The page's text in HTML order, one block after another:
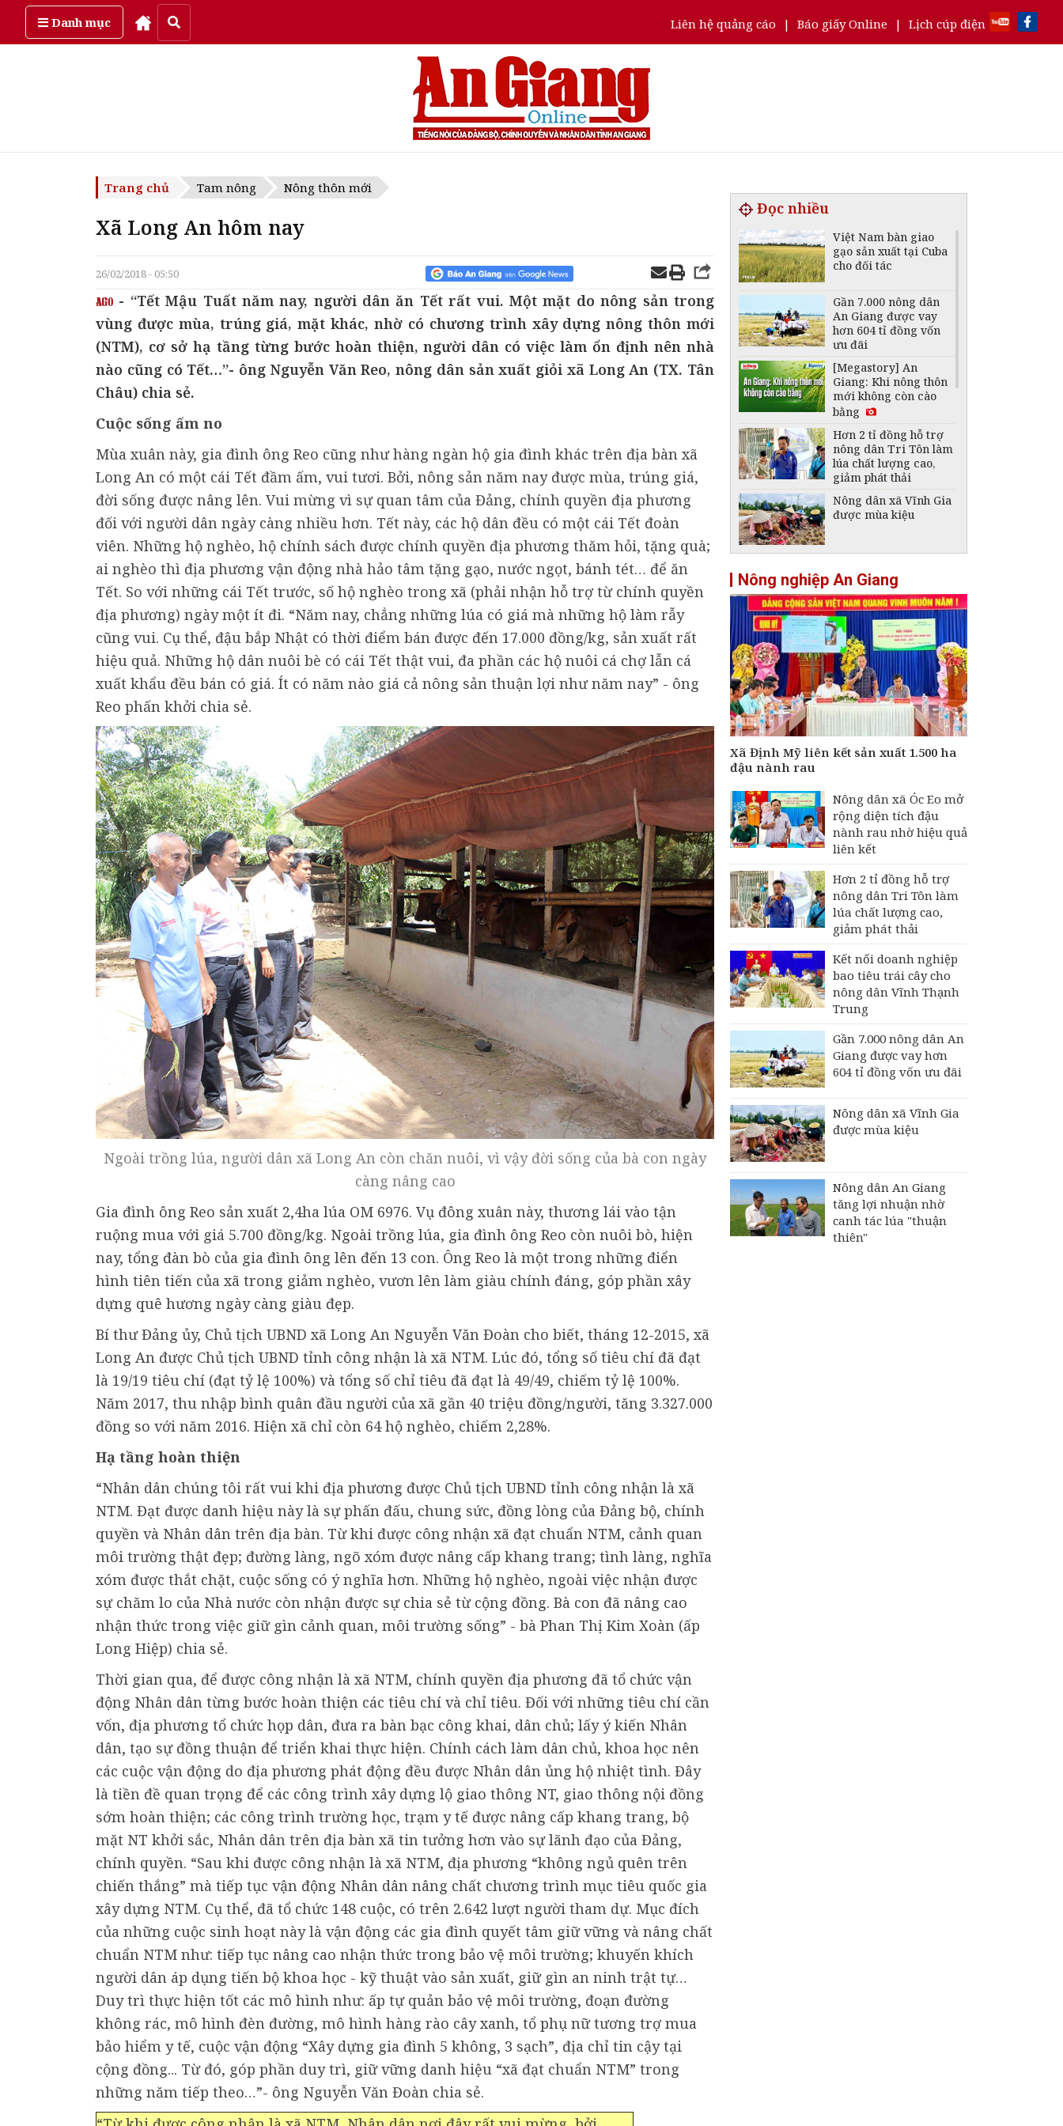
Danh mục Liên hệ quảng cáo | Báo giấy Online | Lịch cúp điện
Thứ bảy, ngày 8/08/2026
Trang chủ Tam nông Nông thôn mới
Xã Long An hôm nay
26/02/2018 - 05:50
- “Tết Mậu Tuất năm nay, người dân ăn Tết rất vui. Một mặt do nông sản trong
vùng được mùa, trúng giá, mặt khác, nhờ có chương trình xây dựng nông thôn mới
(NTM), cơ sở hạ tầng từng bước hoàn thiện, người dân có việc làm ổn định nên nhà
nào cũng có Tết…”- ông Nguyễn Văn Reo, nông dân sản xuất giỏi xã Long An (TX. Tân
Châu) chia sẻ.
Cuộc sống ấm no
Mùa xuân này, gia đình ông Reo cũng như hàng ngàn hộ gia đình khác trên địa bàn xã
Long An có một cái Tết đầm ấm, vui tươi. Bởi, nông sản năm nay được mùa, trúng giá,
đời sống được nâng lên. Vui mừng vì sự quan tâm của Đảng, chính quyền địa phương
đối với người dân ngày càng nhiều hơn. Tết này, các hộ dân đều có một cái Tết đoàn
viên. Những hộ nghèo, hộ chính sách được chính quyền địa phương thăm hỏi, tặng quà;
ai nghèo thì địa phương vận động nhà hảo tâm tặng gạo, nước ngọt, bánh tét… để ăn
Tết. So với những cái Tết trước, số hộ nghèo trong xã (phải nhận hỗ trợ từ chính quyền
địa phương) ngày một ít đi. “Năm nay, chẳng những lúa có giá mà những hộ làm rẫy
cũng vui. Cụ thể, đậu bắp Nhật có thời điểm bán được đến 17.000 đồng/kg, sản xuất rất
hiệu quả. Những hộ dân nuôi bè có cái Tết thật vui, đa phần các hộ nuôi cá chợ lẫn cá
xuất khẩu đều bán có giá. Ít có năm nào giá cả nông sản thuận lợi như năm nay” - ông
Reo phấn khởi chia sẻ.
Ngoài trồng lúa, người dân xã Long An còn chăn nuôi, vì vậy đời sống của bà con ngày
càng nâng cao
Gia đình ông Reo sản xuất 2,4ha lúa OM 6976. Vụ đông xuân này, thương lái vào tận
ruộng mua với giá 5.700 đồng/kg. Ngoài trồng lúa, gia đình ông Reo còn nuôi bò, hiện
nay, tổng đàn bò của gia đình ông lên đến 13 con. Ông Reo là một trong những điển
hình tiên tiến của xã trong giảm nghèo, vươn lên làm giàu chính đáng, góp phần xây
dựng quê hương ngày càng giàu đẹp.
Bí thư Đảng ủy, Chủ tịch UBND xã Long An Nguyễn Văn Đoàn cho biết, tháng 12-2015, xã
Long An được Chủ tịch UBND tỉnh công nhận là xã NTM. Lúc đó, tổng số tiêu chí đã đạt
là 19/19 tiêu chí (đạt tỷ lệ 100%) và tổng số chỉ tiêu đã đạt là 49/49, chiếm tỷ lệ 100%.
Năm 2017, thu nhập bình quân đầu người của xã gần 40 triệu đồng/người, tăng 3.327.000
đồng so với năm 2016. Hiện xã chỉ còn 64 hộ nghèo, chiếm 2,28%.
Hạ tầng hoàn thiện
“Nhân dân chúng tôi rất vui khi địa phương được Chủ tịch UBND tỉnh công nhận là xã
NTM. Đạt được danh hiệu này là sự phấn đấu, chung sức, đồng lòng của Đảng bộ, chính
quyền và Nhân dân trên địa bàn. Từ khi được công nhận xã đạt chuẩn NTM, cảnh quan
môi trường thật đẹp; đường làng, ngõ xóm được nâng cấp khang trang; tình làng, nghĩa
xóm được thắt chặt, cuộc sống có ý nghĩa hơn. Những hộ nghèo, ngoài việc nhận được
sự chăm lo của Nhà nước còn nhận được sự chia sẻ từ cộng đồng. Bà con đã nâng cao
nhận thức trong việc giữ gìn cảnh quan, môi trường sống” - bà Phan Thị Kim Xoàn (ấp
Long Hiệp) chia sẻ.
Thời gian qua, để được công nhận là xã NTM, chính quyền địa phương đã tổ chức vận
động Nhân dân từng bước hoàn thiện các tiêu chí và chỉ tiêu. Đối với những tiêu chí cần
vốn, địa phương tổ chức họp dân, đưa ra bàn bạc công khai, dân chủ; lấy ý kiến Nhân
dân, tạo sự đồng thuận để triển khai thực hiện. Chính cách làm dân chủ, khoa học nên
các cuộc vận động do địa phương phát động đều được Nhân dân ủng hộ nhiệt tình. Đây
là tiền đề quan trọng để các công trình xây dựng lộ giao thông NT, giao thông nội đồng
sớm hoàn thiện; các công trình trường học, trạm y tế được nâng cấp khang trang, bộ
mặt NT khởi sắc, Nhân dân trên địa bàn xã tin tưởng hơn vào sự lãnh đạo của Đảng,
chính quyền. “Sau khi được công nhận là xã NTM, địa phương “không ngủ quên trên
chiến thắng” mà tiếp tục vận động Nhân dân nâng chất chương trình mục tiêu quốc gia
xây dựng NTM. Cụ thể, đã tổ chức 148 cuộc, có trên 2.642 lượt người tham dự. Mục đích
của những cuộc sinh hoạt này là vận động các gia đình quyết tâm giữ vững và nâng chất
chuẩn NTM như: tiếp tục nâng cao nhận thức trong bảo vệ môi trường; khuyến khích
người dân áp dụng tiến bộ khoa học - kỹ thuật vào sản xuất, giữ gìn an ninh trật tự…
Duy trì thực hiện tốt các mô hình như: ấp tự quản bảo vệ môi trường, đoạn đường
không rác, mô hình đèn đường, mô hình hàng rào cây xanh, tổ phụ nữ tương trợ mua
bảo hiểm y tế, cuộc vận động “Xây dựng gia đình 5 không, 3 sạch”, địa chỉ tin cậy tại
cộng đồng... Từ đó, góp phần duy trì, giữ vững danh hiệu “xã đạt chuẩn NTM” trong
những năm tiếp theo…”- ông Nguyễn Văn Đoàn chia sẻ.
Đọc nhiều
Việt Nam bàn giao
gạo sản xuất tại Cuba
cho đối tác
Gần 7.000 nông dân
An Giang được vay
hơn 604 tỉ đồng vốn
ưu đãi
[Megastory] An
Giang: Khi nông thôn
mới không còn cào
bằng
Hơn 2 tỉ đồng hỗ trợ
nông dân Tri Tôn làm
lúa chất lượng cao,
giảm phát thải
Nông dân xã Vĩnh Gia
được mùa kiệu
bao tiêu trái cây cho
nông dân Vĩnh Thạnh
Trung
Nông dân xã Óc Eo
mở rộng diện tích
đậu nành rau nhờ
hiệu quả liên kết
Xã Định Mỹ liên kết
sản xuất 1.500 ha đậu
nành rau
Nông dân An Giang
thiên"
Nông nghiệp An Giang
Xã Định Mỹ liên kết sản xuất 1.500 ha
đậu nành rau
Nông dân xã Óc Eo mở
rộng diện tích đậu
nành rau nhờ hiệu quả
liên kết
Hơn 2 tỉ đồng hỗ trợ
nông dân Tri Tôn làm
lúa chất lượng cao,
giảm phát thải
Kết nối doanh nghiệp
bao tiêu trái cây cho
nông dân Vĩnh Thạnh
Trung
Gần 7.000 nông dân An
Giang được vay hơn
604 tỉ đồng vốn ưu đãi
Nông dân xã Vĩnh Gia
được mùa kiệu
Nông dân An Giang
tăng lợi nhuận nhờ
canh tác lúa "thuận
thiên"